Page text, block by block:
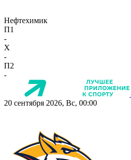
Нефтехимик
П1
-
X
-
П2
-
20 сентября 2026, Вс, 00:00